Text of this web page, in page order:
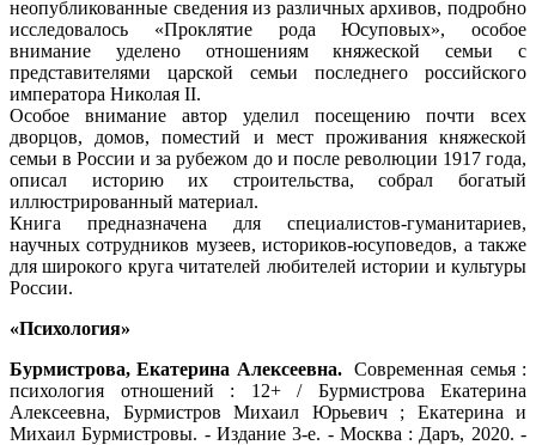
неопубликованные сведения из различных архивов, подробно
исследовалось «Проклятие рода Юсуповых», особое
внимание уделено отношениям княжеской семьи с
представителями царской семьи последнего российского
императора Николая II.
Особое внимание автор уделил посещению почти всех
дворцов, домов, поместий и мест проживания княжеской
семьи в России и за рубежом до и после революции 1917 года,
описал историю их строительства, собрал богатый
иллюстрированный материал.
Книга предназначена для специалистов-гуманитариев,
научных сотрудников музеев, историков-юсуповедов, а также
для широкого круга читателей любителей истории и культуры
России.
«Психология»
Бурмистрова, Екатерина Алексеевна.Современная семья :
психология отношений : 12+ / Бурмистрова Екатерина
Алексеевна, Бурмистров Михаил Юрьевич ; Екатерина и
Михаил Бурмистровы. - Издание 3-е. - Москва : Даръ, 2020. -